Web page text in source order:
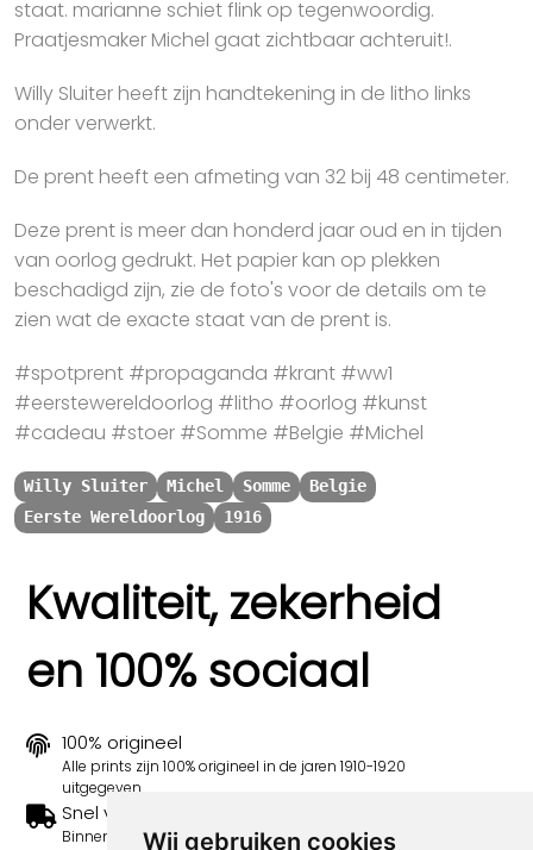
Wij gebruiken cookies
staat. marianne schiet flink op tegenwoordig.
Praatjesmaker Michel gaat zichtbaar achteruit!.
Willy Sluiter heeft zijn handtekening in de litho links
onder verwerkt.
De prent heeft een afmeting van 32 bij 48 centimeter.
Deze prent is meer dan honderd jaar oud en in tijden
van oorlog gedrukt. Het papier kan op plekken
beschadigd zijn, zie de foto's voor de details om te
zien wat de exacte staat van de prent is.
#spotprent #propaganda #krant #ww1
#eerstewereldoorlog #litho #oorlog #kunst
#cadeau #stoer #Somme #Belgie #Michel
Willy Sluiter Michel Somme
Belgie
Eerste Wereldoorlog
1916
Kwaliteit, zekerheid
en 100% sociaal
100% origineel
Alle prints zijn 100% origineel in de jaren 1910-1920
uitgegeven.
Snel verzonden
Binnen 3 werkdagen wordt je print verstuurd.